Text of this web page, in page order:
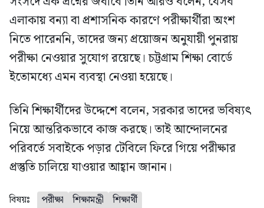
এলাকায় বন্যা বা প্রশাসনিক কারণে পরীক্ষার্থীরা অংশ
নিতে পারেননি, তাদের জন্য প্রয়োজন অনুযায়ী পুনরায়
পরীক্ষা নেওয়ার সুযোগ রয়েছে। চট্টগ্রাম শিক্ষা বোর্ডে
ইতোমধ্যে এমন ব্যবস্থা নেওয়া হয়েছে।
তিনি শিক্ষার্থীদের উদ্দেশে বলেন, সরকার তাদের ভবিষ্যৎ
নিয়ে আন্তরিকভাবে কাজ করছে। তাই আন্দোলনের
পরিবর্তে সবাইকে পড়ার টেবিলে ফিরে গিয়ে পরীক্ষার
প্রস্তুতি চালিয়ে যাওয়ার আহ্বান জানান।
বিষয়ঃ পরীক্ষা শিক্ষামন্ত্রী শিক্ষার্থী